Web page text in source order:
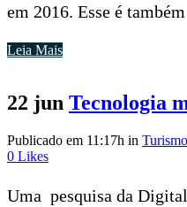
em 2016. Esse é
Leia Mais
22 jun Tecnologia
Publicado em 11:17h in Turismo
0 Likes
Uma pesquisa da